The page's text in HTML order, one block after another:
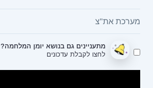
יומן המלחמה?